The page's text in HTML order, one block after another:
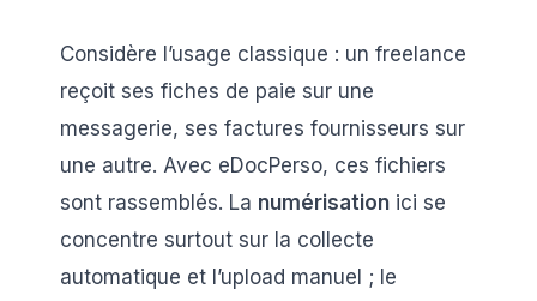
Considère l’usage classique : un freelance
reçoit ses fiches de paie sur une
messagerie, ses factures fournisseurs sur
une autre. Avec eDocPerso, ces fichiers
sont rassemblés. La numérisation ici se
concentre surtout sur la collecte
automatique et l’upload manuel ; le